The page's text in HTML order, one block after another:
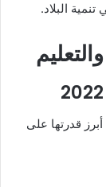
البلاد.
حيث أبرز قدرتها على